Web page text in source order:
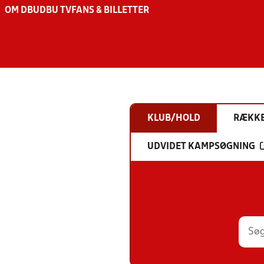
OM DBU DBU TV FANS & BILLETTER
KLUB/HOLD
UDVIDET KAMPSØGNING